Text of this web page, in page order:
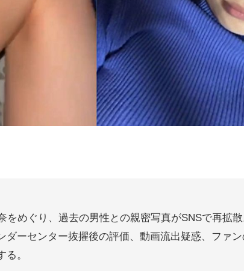
をめぐり、過去の男性との親密写真がSNSで再拡
ダーセンター抜擢後の評価、動画流出疑惑、ファ
。